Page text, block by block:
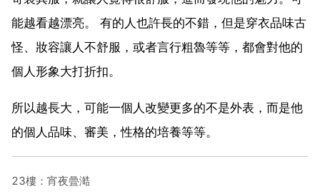
能越看越漂亮。 有的人也許長的不錯，但是穿衣品味古
怪、妝容讓人不舒服，或者言行粗魯等等，都會對他的
個人形象大打折扣。
所以越長大，可能一個人改變更多的不是外表，而是他
的個人品味、審美，性格的培養等等。
23樓：宵夜曡澔